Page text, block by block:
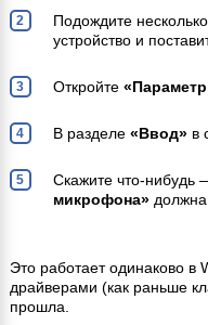
Подождите
устройство и
Откройте
В разделе «Ввод»в
Скажите что-нибудь
микрофона»должна
Это работает одинаково в
драйверами (как раньше
прошла.